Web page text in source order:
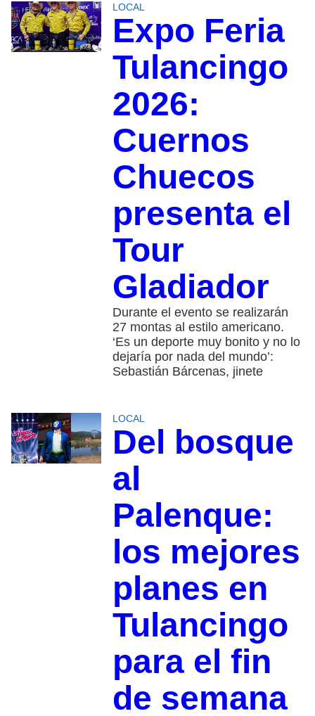
LOCAL
Expo Feria
Tulancingo
2026:
Cuernos
Chuecos
presenta el
Tour
Gladiador
Durante el evento se realizarán
27 montas al estilo americano.
‘Es un deporte muy bonito y no lo
dejaría por nada del mundo’:
Sebastián Bárcenas, jinete
LOCAL
Del bosque
al
Palenque:
los mejores
planes en
Tulancingo
para el fin
de semana